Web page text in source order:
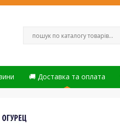
🚚 Доставка та оплата